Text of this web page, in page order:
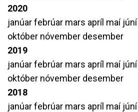
2020
janúarfebrúar mars apríl maí júní
október nóvember desember
2019
janúarfebrúar mars apríl maí júní
október nóvember desember
2018
janúarfebrúar mars apríl maí júní